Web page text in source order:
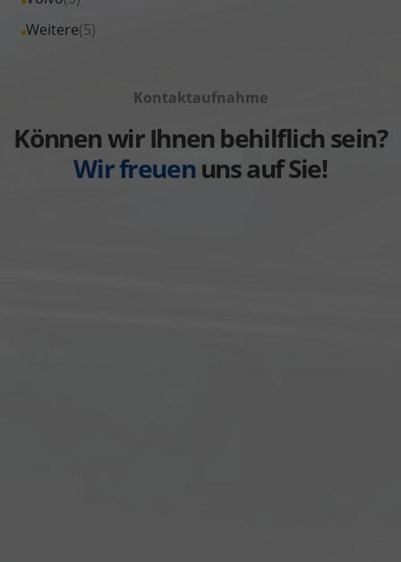
Toyota
anzeigen
Volkswagen
Fahrzeuge
Weitere(5)
Alle
anzeigen
Kontaktaufnahme
Können wir Ihnen behilflich sein?
Wir freuenuns auf Sie!